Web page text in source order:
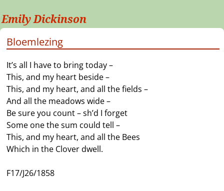
Emily Dickinson
Bloemlezing
It’s all I have to bring today –
This, and my heart beside –
This, and my heart, and all the fields –
And all the meadows wide –
Be sure you count – sh’d I forget
Some one the sum could tell –
This, and my heart, and all the Bees
Which in the Clover dwell.
F17/J26/1858